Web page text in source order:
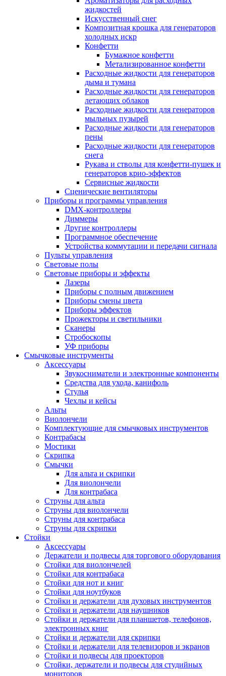
жидкостей
Искусственный снег
Композитная крошка для генераторов
холодных искр
Конфетти
Бумажное конфетти
Метализированное конфетти
Расходные жидкости для генераторов
дыма и тумана
Расходные жидкости для генераторов
летающих облаков
Расходные жидкости для генераторов
мыльных пузырей
Расходные жидкости для генераторов
пены
Расходные жидкости для генераторов
снега
Рукава и стволы для конфетти-пушек и
генераторов крио-эффектов
Сервисные жидкости
Сценические вентиляторы
Приборы и программы управления
DMX-контроллеры
Диммеры
Другие контроллеры
Программное обеспечение
Устройства коммутации и передачи сигнала
Пульты управления
Световые полы
Световые приборы и эффекты
Лазеры
Приборы с полным движением
Приборы смены цвета
Приборы эффектов
Прожекторы и светильники
Сканеры
Стробоскопы
УФ приборы
Смычковые инструменты
Аксессуары
Звукосниматели и электронные компоненты
Средства для ухода, канифоль
Стулья
Чехлы и кейсы
Альты
Виолончели
Комплектующие для смычковых инструментов
Контрабасы
Мостики
Скрипка
Смычки
Для альта и скрипки
Для виолончели
Для контрабаса
Струны для альта
Струны для виолончели
Струны для контрабаса
Струны для скрипки
Стойки
Аксессуары
Держатели и подвесы для торгового оборудования
Стойки для виолончелей
Стойки для контрабаса
Стойки для нот и книг
Стойки для ноутбуков
Стойки и держатели для духовых инструментов
Стойки и держатели для наушников
Стойки и держатели для планшетов, телефонов,
электронных книг
Стойки и держатели для скрипки
Стойки и держатели для телевизоров и экранов
Стойки и подвесы для проекторов
Стойки, держатели и подвесы для студийных
мониторов